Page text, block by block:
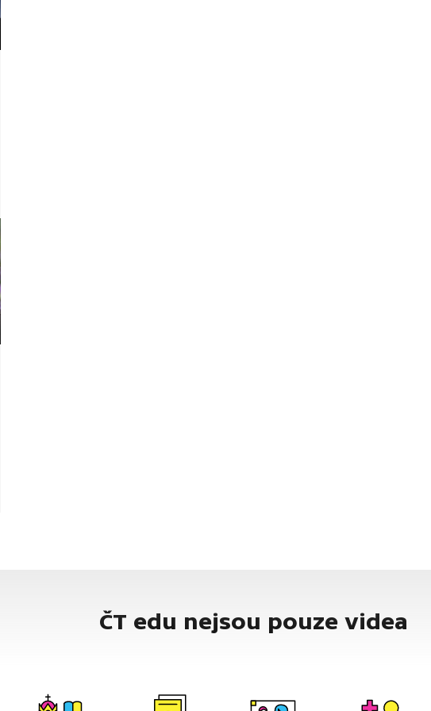
ČT edu nejsou pouze videa